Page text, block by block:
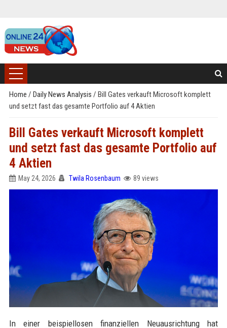
Home / Daily News Analysis / Bill Gates verkauft Microsoft komplett
und setzt fast das gesamte Portfolio auf 4 Aktien
Bill Gates verkauft Microsoft komplett
und setzt fast das gesamte Portfolio auf
4 Aktien
May 24, 2026 Twila Rosenbaum 89 views
In einer beispiellosen finanziellen Neuausrichtung hat